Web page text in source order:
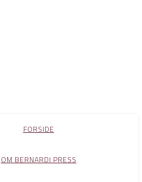
FORSIDE
OM BERNARDI PRESS